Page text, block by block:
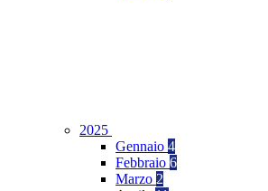
2025
Gennaio 4
Febbraio 6
Marzo 2